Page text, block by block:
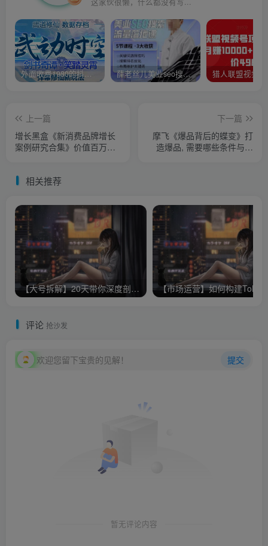
外面收费1980的抖音武动时空直播项目，无需真人出镜，实时互动直播【软件+详细教程】 薛老丝儿美业seo搜索流量落地课，一周暴涨20w粉丝，全干货讲解
上一篇
增长黑盒《新消费品牌增长
案例研究合集》价值百万的
下一篇
摩飞《爆品背后的蝶变》打
造爆品, 需要哪些条件与标
相关推荐
【大号拆解】20天带你深度剖析40个顶级微信公众号
评论 抢沙发
欢迎您留下宝贵的见解！ 提交
暂无评论内容